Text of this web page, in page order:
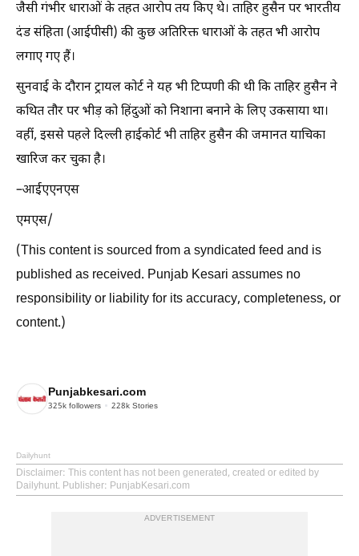
जैसी गंभीर धाराओं के तहत आरोप तय किए थे। ताहिर हुसैन पर भारतीय
दंड संहिता (आईपीसी) की कुछ अतिरिक्त धाराओं के तहत भी आरोप
लगाए गए हैं।
सुनवाई के दौरान ट्रायल कोर्ट ने यह भी टिप्पणी की थी कि ताहिर हुसैन ने
कथित तौर पर भीड़ को हिंदुओं को निशाना बनाने के लिए उकसाया था।
वहीं, इससे पहले दिल्ली हाईकोर्ट भी ताहिर हुसैन की जमानत याचिका
खारिज कर चुका है।
–आईएएनएस
एमएस/
(This content is sourced from a syndicated feed and is
published as received. Punjab Kesari assumes no
responsibility or liability for its accuracy, completeness, or
content.)
Punjabkesari.com
325k followers 228k Stories
Dailyhunt
Disclaimer: This content has not been generated, created or edited by
Dailyhunt. Publisher: PunjabKesari.com
ADVERTISEMENT